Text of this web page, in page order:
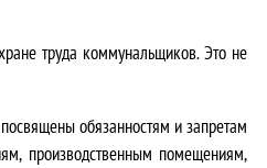
труда коммунальщиков. Это не
обязанностям и запретам
производственным помещениям,